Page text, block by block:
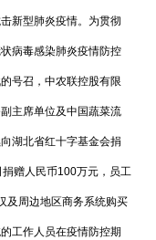
新型肺炎疫情。为贯彻
病毒感染肺炎疫情防控
号召，中农联控股有限
主席单位及中国蔬菜流
湖北省红十字基金会捐
赠人民币100万元，员工
及周边地区商务系统购买
工作人员在疫情防控期